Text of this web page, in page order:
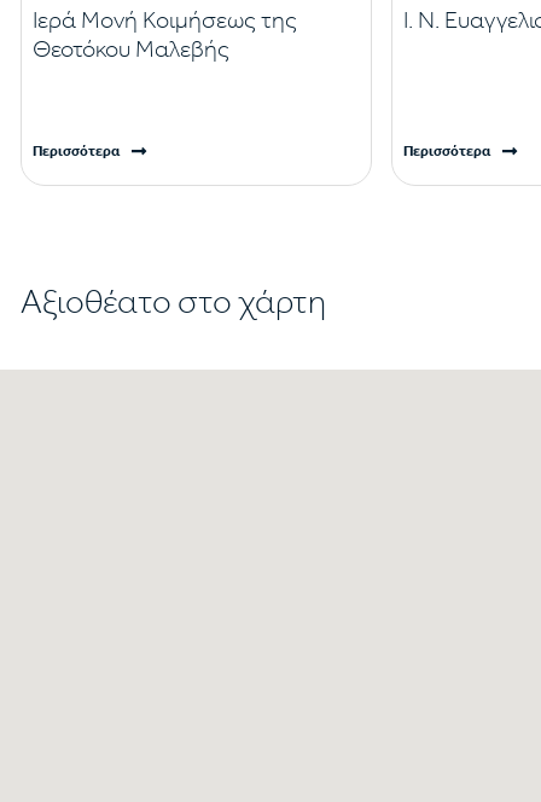
Ιερά Μονή Κοιμήσεως της
Θεοτόκου Μαλεβής
Περισσότερα
Ι. Ν.
Περισσότερα
Αξιοθέατο στο χάρτη